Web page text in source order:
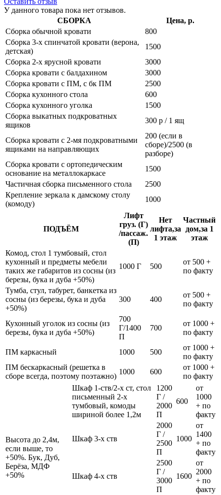
У данного товара пока нет отзывов.
СБОРКА
Цена, р.
Сборка обычной кровати
800
Сборка 3-х спинчатой кровати (верона,
детская)
1500
Сборка 2-х ярусной кровати
3000
Сборка кровати с балдахином
3000
Сборка кровати с ПМ, с бк ПМ
2500
Сборка кухонного стола
600
Сборка кухонного уголка
1500
Сборка выкатных подкроватных
ящиков
300 р / 1 ящ
Сборка кровати с 2-мя подкроватными
ящиками на направляющих
200 (если в
сборе)/2500 (в
разборе)
Сборка кровати с ортопедическим
основание на металлокаркасе
1500
Частичная сборка письменного стола
2500
Крепление зеркала к дамскому столу
(комоду)
1000
ПОДЪЁМ
Лифт
груз. (Г)
/пассаж.
(П)
Нет
лифта,за
1 этаж
Частный
дом,за 1
этаж
Комод, стол 1 тумбовый, стол
кухонный и предметы мебели
таких же габаритов из сосны (из
березы, бука и дуба +50%)
1000 Г 500
от 500 +
по факту
Тумба, стул, табурет, банкетка из
сосны (из березы, бука и дуба
+50%)
300 400
от 500 +
по факту
Кухонный уголок из сосны (из
березы, бука и дуба +50%)
700
Г/1400
П
700
от 1000 +
по факту
ПМ каркасный 1000 500
от 1000 +
по факту
ПМ бескаркасный (решетка в
сборе всегда, поэтому поэтажно)
1000 600
от 1000 +
по факту
Высота до 2,4м,
если выше, то
+50%. Бук, Дуб,
Берёза, МДФ
+50%
Шкаф 1-ств/2-х ст, стол
письменный 2-х
тумбовый, комоды
шириной более 1,2м
1200
Г /
2000
П
600
от
1000
+ по
факту
Шкаф 3-х ств
2000
Г /
2500
П
1000
от
1400
+ по
факту
Шкаф 4-х ств
2500
Г /
3000
П
1600
от
2000
+ по
факту